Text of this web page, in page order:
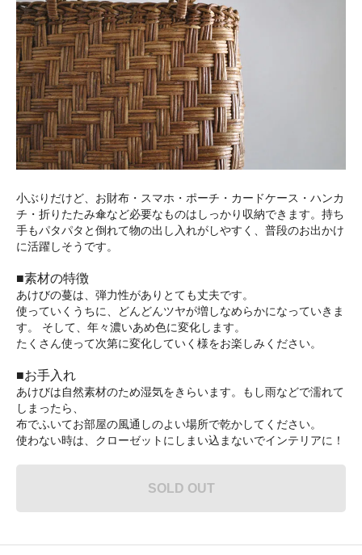
小ぶりだけど、お財布・スマホ・ポーチ・カードケース・ハンカ
チ・折りたたみ傘など必要なものはしっかり収納できます。持ち
手もパタパタと倒れて物の出し入れがしやすく、普段のお出かけ
に活躍しそうです。
■素材の特徴
あけびの蔓は、弾力性がありとても丈夫です。
使っていくうちに、どんどんツヤが増しなめらかになっていきま
す。 そして、年々濃いあめ色に変化します。
たくさん使って次第に変化していく様をお楽しみください。
■お手入れ
あけびは自然素材のため湿気をきらいます。もし雨などで濡れて
しまったら、
布でふいてお部屋の風通しのよい場所で乾かしてください。
使わない時は、クローゼットにしまい込まないでインテリアに！
SOLD OUT